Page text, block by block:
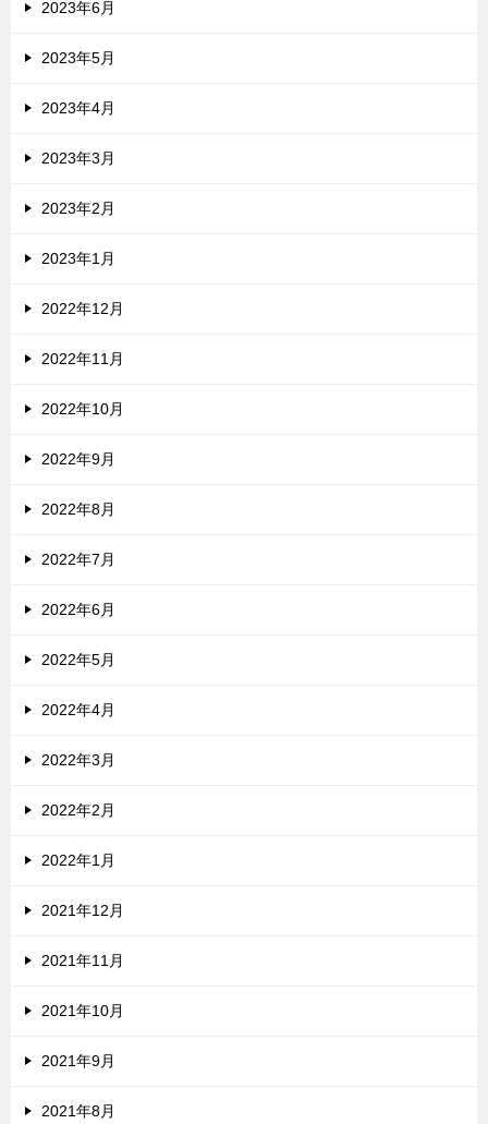
2023年6月
2023年5月
2023年4月
2023年3月
2023年2月
2023年1月
2022年12月
2022年11月
2022年10月
2022年9月
2022年8月
2022年7月
2022年6月
2022年5月
2022年4月
2022年3月
2022年2月
2022年1月
2021年12月
2021年11月
2021年10月
2021年9月
2021年8月